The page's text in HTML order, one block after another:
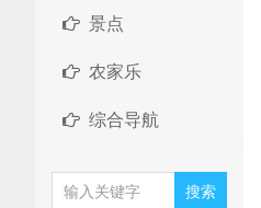
景点
农家乐
综合导航